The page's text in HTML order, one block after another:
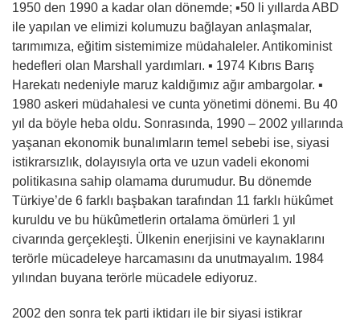
1950 den 1990 a kadar olan dönemde; ▪︎50 li yıllarda ABD
ile yapılan ve elimizi kolumuzu bağlayan anlaşmalar,
tarımımıza, eğitim sistemimize müdahaleler. Antikominist
hedefleri olan Marshall yardımları. ▪︎ 1974 Kıbrıs Barış
Harekatı nedeniyle maruz kaldığımız ağır ambargolar. ▪︎
1980 askeri müdahalesi ve cunta yönetimi dönemi. Bu 40
yıl da böyle heba oldu. Sonrasında, 1990 – 2002 yıllarında
yaşanan ekonomik bunalımların temel sebebi ise, siyasi
istikrarsızlık, dolayısıyla orta ve uzun vadeli ekonomi
politikasına sahip olamama durumudur. Bu dönemde
Türkiye’de 6 farklı başbakan tarafından 11 farklı hükûmet
kuruldu ve bu hükûmetlerin ortalama ömürleri 1 yıl
civarında gerçekleşti. Ülkenin enerjisini ve kaynaklarını
terörle mücadeleye harcamasını da unutmayalım. 1984
yılından buyana terörle mücadele ediyoruz.
2002 den sonra tek parti iktidarı ile bir siyasi istikrar